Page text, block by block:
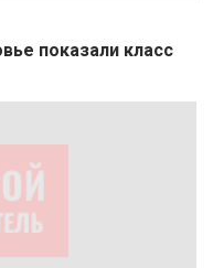
показали класс